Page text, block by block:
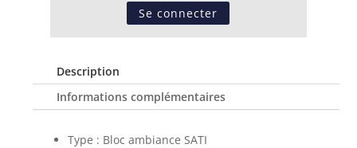
Se connecter
Description
Informations complémentaires
Type : Bloc ambiance SATI